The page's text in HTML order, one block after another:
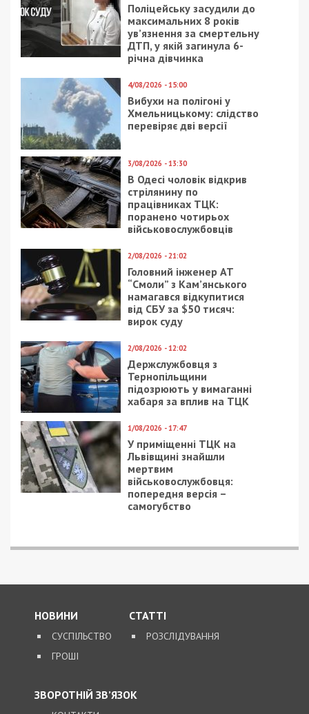
Поліцейську засудили до
максимальних 8 років
ув’язнення за смертельну
ДТП, у якій загинула 6-
річна дівчинка
4/08/2026 - 15:00
Вибухи на полігоні у
Хмельницькому: слідство
перевіряє дві версії
3/08/2026 - 13:30
В Одесі чоловік відкрив
стрілянину по
працівниках ТЦК:
поранено чотирьох
військовослужбовців
2/08/2026 - 21:02
Головний інженер АТ
“Смоли” з Кам’янського
намагався відкупитися
від СБУ за $50 тисяч:
вирок суду
2/08/2026 - 12:02
Держслужбовця з
Тернопільщини
підозрюють у вимаганні
хабаря за вплив на ТЦК
1/08/2026 - 17:47
У приміщенні ТЦК на
Львівщині знайшли
мертвим
військовослужбовця:
попередня версія –
самогубство
НОВИНИ
СУСПІЛЬСТВО
ГРОШІ
СТАТТІ
РОЗСЛІДУВАННЯ
ЗВОРОТНІЙ ЗВ’ЯЗОК